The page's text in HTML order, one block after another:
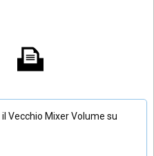
Vecchio Mixer Volume su